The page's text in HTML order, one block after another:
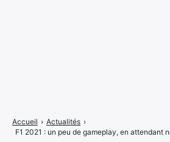
Accueil › Actualités ›
F1 2021 : un peu de gameplay, en attendant